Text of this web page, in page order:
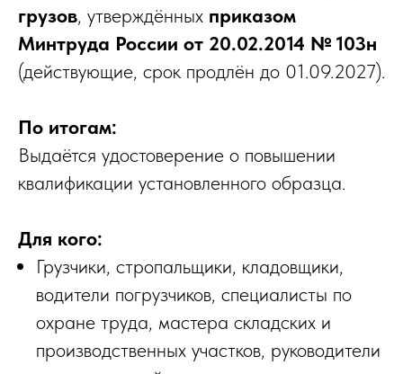
грузов, утверждённых приказом
Минтруда России от 20.02.2014 № 103н
(действующие, срок продлён до 01.09.2027).
По итогам:
Выдаётся удостоверение о повышении
квалификации установленного образца.
Для кого:
Грузчики, стропальщики, кладовщики,
водители погрузчиков, специалисты по
охране труда, мастера складских и
производственных участков, руководители